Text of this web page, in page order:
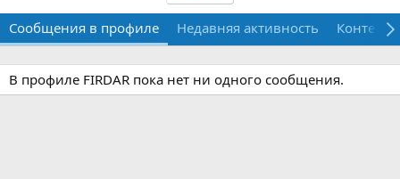
Сообщения в профиле Недавняя активность Контент
В профиле FIRDAR пока нет ни одного сообщения.